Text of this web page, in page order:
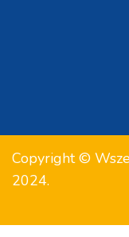
Copyright ©
2024.